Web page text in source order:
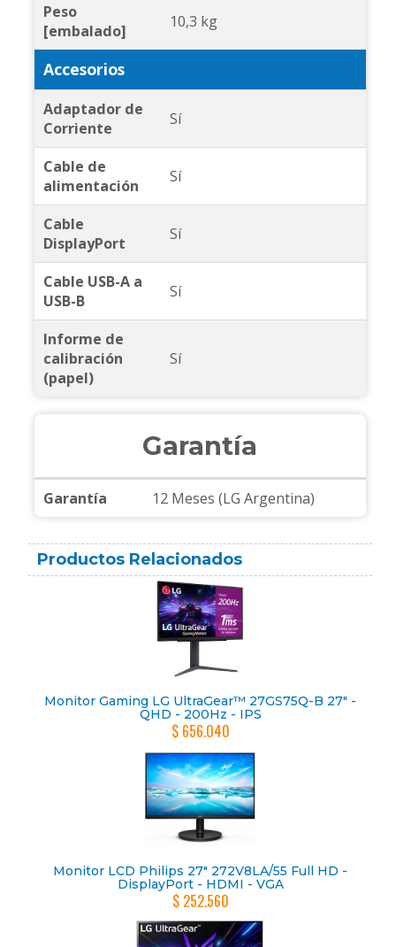
Peso
[embalado]
10,3 kg
Accesorios
Adaptador de
Corriente
Sí
Cable de
alimentación
Sí
Cable
DisplayPort
Sí
Cable USB-A a
USB-B
Sí
Informe de
calibración
(papel)
Sí
Garantía
Garantía 12 Meses (LG Argentina)
Productos Relacionados
Monitor Gaming LG UltraGear™ 27GS75Q-B 27" -
QHD - 200Hz - IPS
$ 656.040
Monitor LCD Philips 27" 272V8LA/55 Full HD -
DisplayPort - HDMI - VGA
$ 252.560